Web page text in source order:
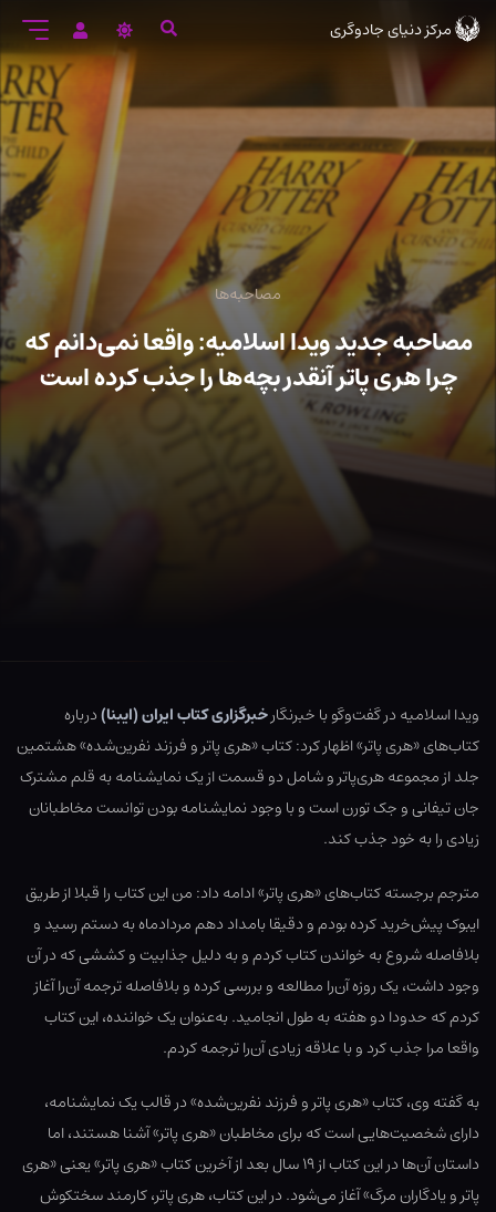
ورود
به
اصلی
مرکز دنیای جادوگری
مصاحبه‌ها
مصاحبه جدید ویدا اسلامیه: واقعا نمی‌دانم که
چرا هری پاتر آنقدر بچه‌ها را جذب کرده است
ویدا اسلامیه در گفت‌وگو با خبرنگارخبرگزاری کتاب ایران (ایبنا)درباره
کتاب‌های «هری‌ پاتر» اظهار کرد: کتاب «هری پاتر و فرزند نفرین‌شده» هشتمین
جلد از مجموعه هری‌پاتر و شامل دو قسمت از یک نمایشنامه به قلم مشترک
جان تیفانی و جک تورن است و با وجود نمایشنامه بودن توانست مخاطبانان
زیادی را به خود جذب کند.
مترجم برجسته کتاب‌های «هری پاتر» ادامه داد: من این کتاب را قبلا از طریق
ایبوک پیش‌خرید کرده بودم و دقیقا بامداد دهم مردادماه به دستم رسید و
بلافاصله شروع به خواندن کتاب کردم و به دلیل جذابیت و کششی که در آن
وجود داشت، یک روزه آن‌را مطالعه و بررسی کرده و بلافاصله ترجمه آن‌را آغاز
کردم که حدودا دو هفته به طول انجامید. به‌عنوان یک خواننده، این کتاب
واقعا مرا جذب کرد و با علاقه زیادی آن‌را ترجمه کردم.
به گفته وی، کتاب «هری پاتر و فرزند نفرین‌شده» در قالب یک نمایشنامه،
دارای شخصیت‌هایی است که برای مخاطبان «هری پاتر» آشنا هستند، اما
داستان آن‌ها در این کتاب از ۱۹ سال بعد از آخرین کتاب «هری پاتر» یعنی «هری
پاتر و یادگاران مرگ» آغاز می‌شود. در این کتاب، هری پاتر، کارمند سختکوش